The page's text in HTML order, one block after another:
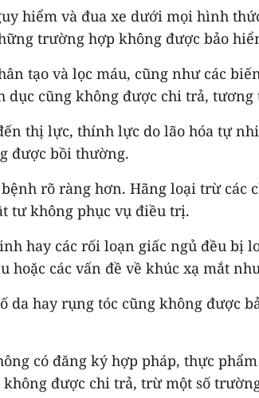
hiểm và đua xe dưới mọi hình
trường hợp không được bảo
tạo và lọc máu, cũng như các
cũng không được chi trả,
thị lực, thính lực do lão hóa tự
được bồi thường.
rõ ràng hơn. Hãng loại trừ các
tư không phục vụ điều trị.
hay các rối loạn giấc ngủ đều
hoặc các vấn đề về khúc xạ mắt
hay rụng tóc cũng không được
có đăng ký hợp pháp, thực
được chi trả, trừ một số